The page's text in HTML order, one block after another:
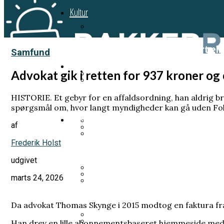
Kultur
Et genfærd fra 1918 skal
Prins Andrew planlægger sin
Pia Kjærsgaard forlod sit parti
Videnskab
Mange kender Schrödingers
Samfund
Advokat gik i retten for 937 kroner og
HISTORIE. Et gebyr for en affaldsordning, han aldrig
spørgsmål om, hvor langt myndigheder kan gå uden
af
Frederik Holst
udgivet
marts 24, 2026
Da advokat Thomas Skynge i 2015 modtog en faktura